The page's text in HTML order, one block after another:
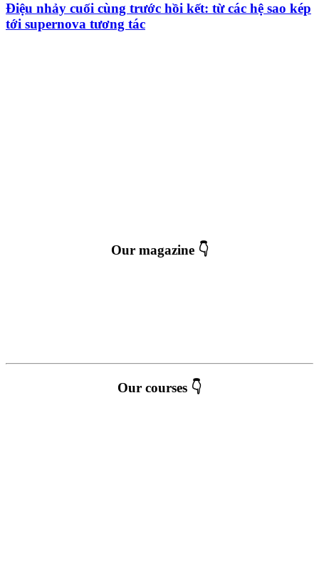
Điệu nhảy cuối cùng trước hồi kết: từ các hệ sao kép
tới supernova tương tác
Our magazine 👇
Our courses 👇